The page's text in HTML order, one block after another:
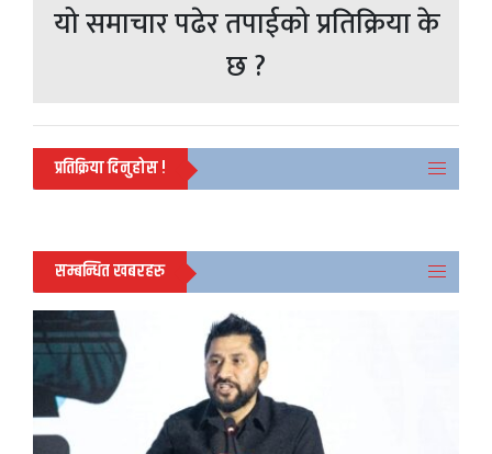
यो समाचार पढेर तपाईको प्रतिक्रिया के
छ ?
प्रतिक्रिया दिनुहोस !
सम्बन्धित खबरहरु